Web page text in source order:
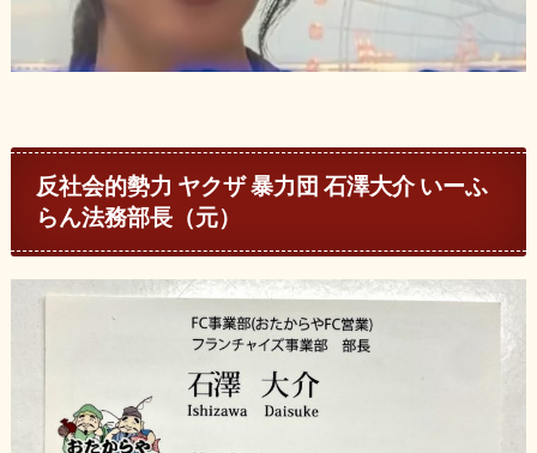
反社会的勢力 ヤクザ 暴力団 石澤大介 いーふ
らん法務部長（元）